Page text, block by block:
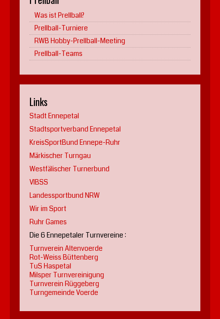
Was ist Prellball?
Prellball-Turniere
RWB Hobby-Prellball-Meeting
Prellball-Teams
Links
Stadt Ennepetal
Stadtsportverband Ennepetal
KreisSportBund Ennepe-Ruhr
Märkischer Turngau
Westfälischer Turnerbund
VIBSS
Landessportbund NRW
Wir im Sport
Ruhr Games
Die 6 Ennepetaler Turnvereine :
Turnverein Altenvoerde
Rot-Weiss Büttenberg
TuS Haspetal
Milsper Turnvereinigung
Turnverein Rüggeberg
Turngemeinde Voerde